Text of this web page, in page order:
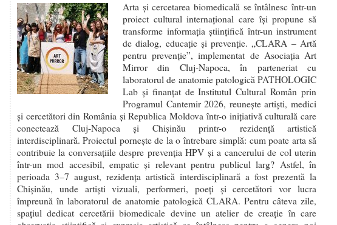
Arta și cercetarea biomedicală se întâlnesc într-un
proiect cultural internațional care își propune să
transforme informația științifică într-un instrument
de dialog, educație și prevenție. „CLARA – Artă
pentru prevenție”, implementat de Asociația Art
Mirror din Cluj-Napoca, în parteneriat cu
laboratorul de anatomie patologică PATHOLOGIC
Lab și finanțat de Institutul Cultural Român prin
Programul Cantemir 2026, reunește artiști, medici
și cercetători din România și Republica Moldova într-o inițiativă culturală care
conectează Cluj-Napoca și Chișinău printr-o rezidență artistică
interdisciplinară. Proiectul pornește de la o întrebare simplă: cum poate arta să
contribuie la conversațiile despre prevenția HPV și a cancerului de col uterin
într-un mod accesibil, empatic și relevant pentru publicul larg? Astfel, în
perioada 3–7 august, rezidența artistică interdisciplinară a fost prezentă la
Chișinău, unde artiști vizuali, performeri, poeți și cercetători vor lucra
împreună în laboratorul de anatomie patologică CLARA. Pentru câteva zile,
spațiul dedicat cercetării biomedicale devine un atelier de creație în care